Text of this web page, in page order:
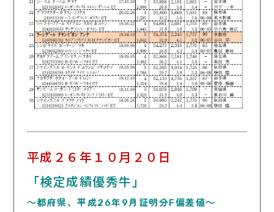
平成２６年１０月２０日
「検定成績優秀牛」
～都府県、平成26年9月証明分F偏差値～